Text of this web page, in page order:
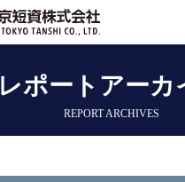
レポートアーカ
REPORT ARCHIVES